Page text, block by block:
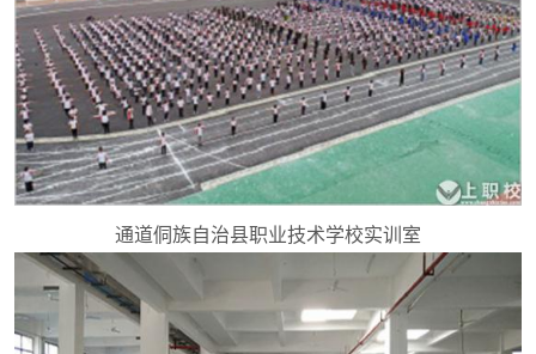
通道侗族自治县职业技术学校实训室